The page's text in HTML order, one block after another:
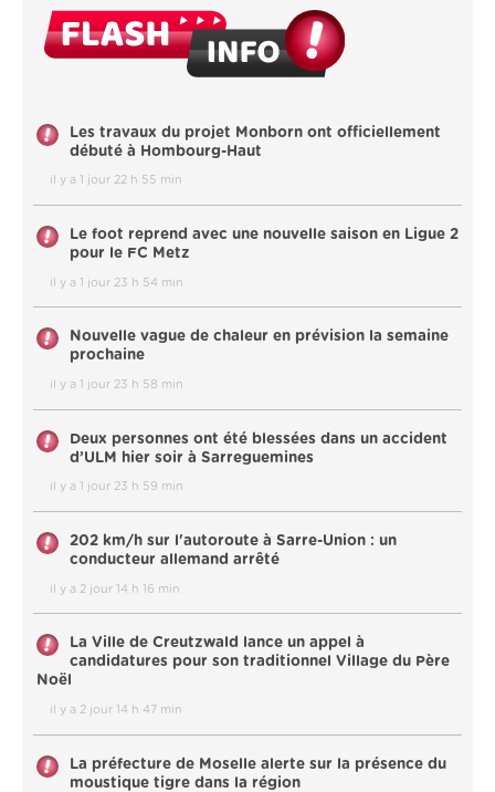
Les travaux du projet Monborn ont officiellement
débuté à Hombourg-Haut
il y a 1 jour 22 h 55 min
Le foot reprend avec une nouvelle saison en Ligue 2
pour le FC Metz
il y a 1 jour 23 h 54 min
Nouvelle vague de chaleur en prévision la semaine
prochaine
il y a 1 jour 23 h 58 min
Deux personnes ont été blessées dans un accident
d’ULM hier soir à Sarreguemines
il y a 1 jour 23 h 59 min
202 km/h sur l'autoroute à Sarre-Union : un
conducteur allemand arrêté
il y a 2 jour 14 h 16 min
La Ville de Creutzwald lance un appel à
candidatures pour son traditionnel Village du Père
Noël
il y a 2 jour 14 h 47 min
La préfecture de Moselle alerte sur la présence du
moustique tigre dans la région